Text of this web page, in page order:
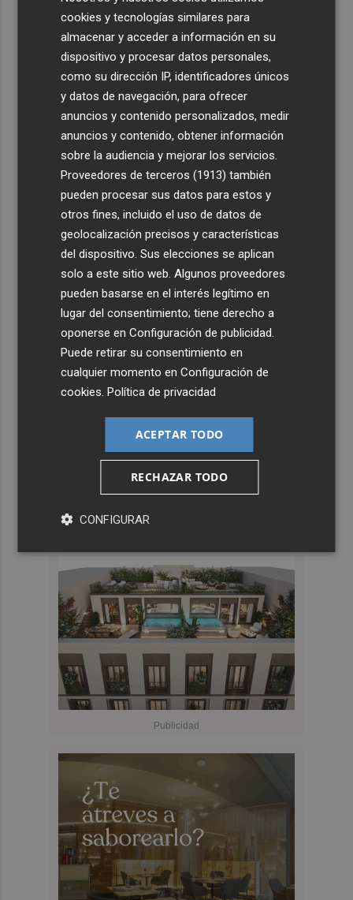
cookies y tecnologías similares para
almacenar y acceder a información en su
dispositivo y procesar datos personales,
como su dirección IP, identificadores únicos
y datos de navegación, para ofrecer
anuncios y contenido personalizados, medir
anuncios y contenido, obtener información
sobre la audiencia y mejorar los servicios.
Proveedores de terceros (1913) también
pueden procesar sus datos para estos y
otros fines, incluido el uso de datos de
geolocalización precisos y características
del dispositivo. Sus elecciones se aplican
solo a este sitio web. Algunos proveedores
pueden basarse en el interés legítimo en
lugar del consentimiento; tiene derecho a
oponerse enConfiguración de publicidad.
Puede retirar su consentimiento en
cualquier momento enConfiguración de
cookies.Política de privacidad
ACEPTAR TODO
RECHAZAR TODO
CONFIGURAR